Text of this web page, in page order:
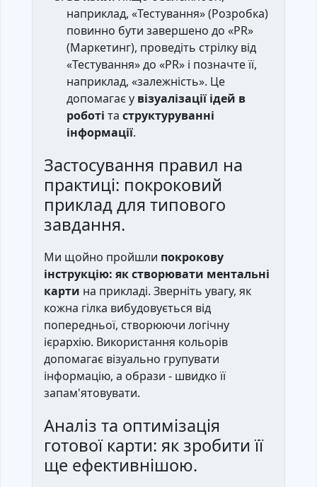
наприклад, «Тестування» (Розробка)
повинно бути завершено до «PR»
(Маркетинг), проведіть стрілку від
«Тестування» до «PR» і позначте її,
наприклад, «залежність». Це
допомагає у візуалізації ідей в
роботі та структуруванні
інформації.
Застосування правил на
практиці: покроковий
приклад для типового
завдання.
Ми щойно пройшли покрокову
інструкцію: як створювати ментальні
карти на прикладі. Зверніть увагу, як
кожна гілка вибудовується від
попередньої, створюючи логічну
ієрархію. Використання кольорів
допомагає візуально групувати
інформацію, а образи - швидко її
запам'ятовувати.
Аналіз та оптимізація
готової карти: як зробити її
ще ефективнішою.